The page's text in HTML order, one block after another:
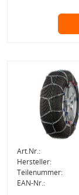
Art.Nr.:
Hersteller:
Teilenummer:
EAN-Nr.: